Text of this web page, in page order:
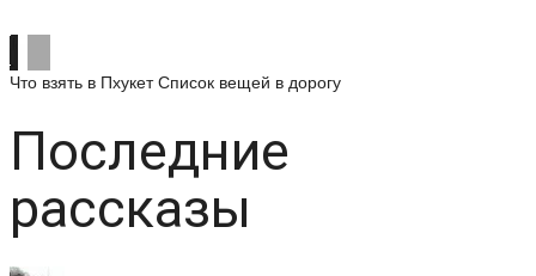
Что взять в Пхукет Список вещей в дорогу
Последние
рассказы